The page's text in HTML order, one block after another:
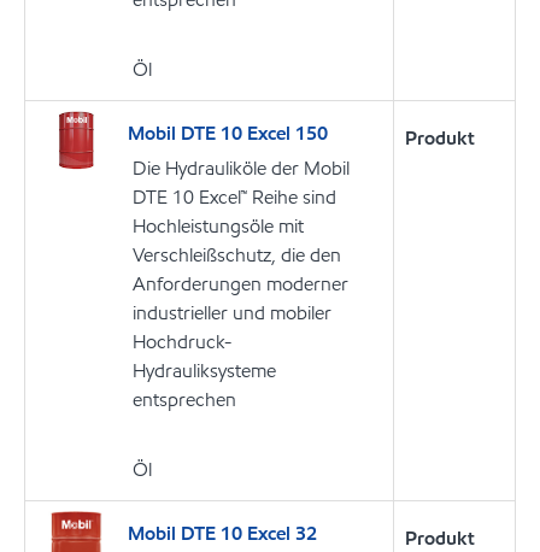
Öl
Mobil DTE 10 Excel 150
Die Hydrauliköle der Mobil
DTE 10 Excel™ Reihe sind
Hochleistungsöle mit
Verschleißschutz, die den
Anforderungen moderner
industrieller und mobiler
Hochdruck-
Hydrauliksysteme
entsprechen
Öl
Produkt
Mobil DTE 10 Excel 32
Produkt